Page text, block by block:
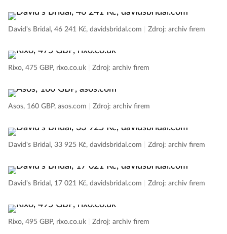
David's Bridal, 46 241 Kč, davidsbridal.com Zdroj: archiv firem
Rixo, 475 GBP, rixo.co.uk Zdroj: archiv firem
Asos, 160 GBP, asos.com Zdroj: archiv firem
David's Bridal, 33 925 Kč, davidsbridal.com Zdroj: archiv firem
David's Bridal, 17 021 Kč, davidsbridal.com Zdroj: archiv firem
Rixo, 495 GBP, rixo.co.uk Zdroj: archiv firem